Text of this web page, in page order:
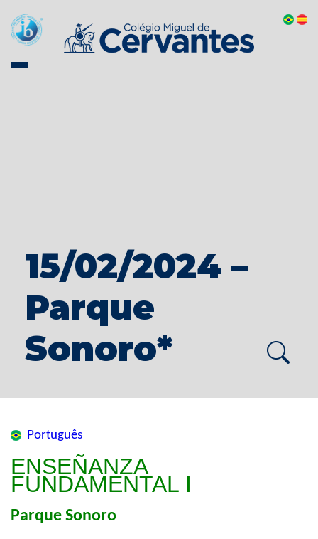
15/02/2024 –
Parque
Sonoro*
Português
ENSEÑANZA
FUNDAMENTAL I
Parque Sonoro